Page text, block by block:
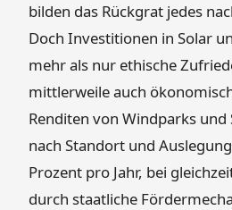
bilden das Rückgrat jedes
Doch Investitionen in Solar
mehr als nur ethische
mittlerweile auch
Renditen von Windparks und
nach Standort und
Prozent pro Jahr, bei
durch staatliche